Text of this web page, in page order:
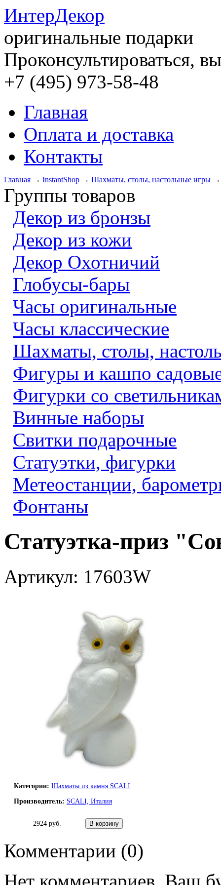
ИнтерДекор
оригинальные подарки
Проконсультироваться,
+7 (495) 973-58-48
Главная
Оплата и доставка
Контакты
Главная → InstantShop → Шахматы, столы, настольные игры
Группы товаров
Декор из бронзы
Декор из кожи
Декор Охотничий
Глобусы-бары
Часы оригинальные
Часы классические
Шахматы, столы,
Фигуры и кашпо
Фигурки со
Винные наборы
Свитки подарочные
Статуэтки, фигурки
Метеостанции,
Фонтаны
Статуэтка-приз
Артикул: 17603W
Категории: Шахматы из камня SCALI
Производитель: SCALI, Италия
2924 руб.
Комментарии (0)
Нет комментариев. Ваш